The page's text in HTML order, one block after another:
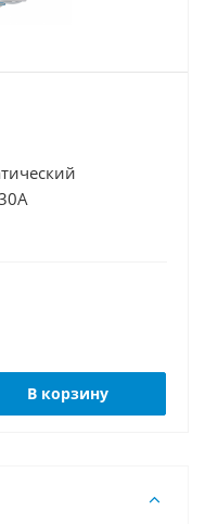
В корзину